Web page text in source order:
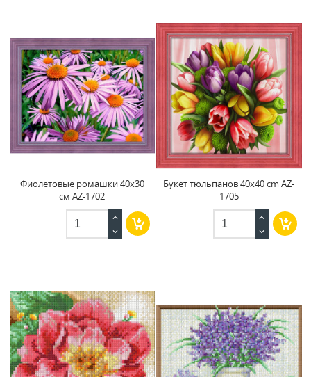
Фиолетовые ромашки 40x30
см AZ-1702
Букет тюльпанов 40x40 cm AZ-
1705